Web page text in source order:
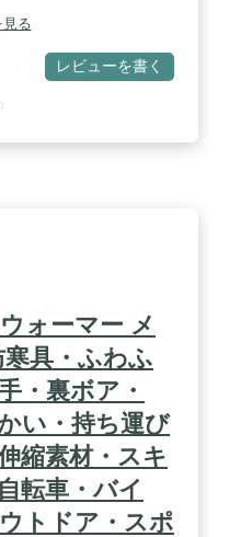
る
レビューを書く
ォーマー メ
具・ふわふ
・裏ボア・
い・持ち運び
縮素材・スキ
転車・バイ
トドア・スポ